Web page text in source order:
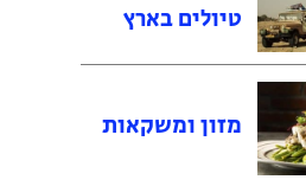
טיולים בארץ
מזון ומשקאות